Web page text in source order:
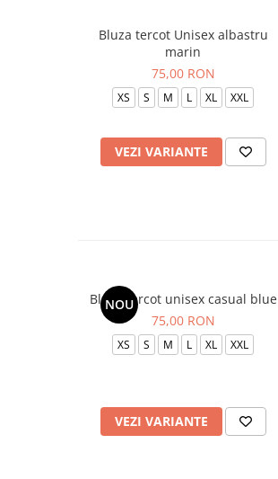
Bluza tercot Unisex albastru
marin
75,00 RON
XS S M L XL XXL
VEZI VARIANTE
NOU
Bluza tercot unisex casual blue
75,00 RON
XS S M L XL XXL
VEZI VARIANTE